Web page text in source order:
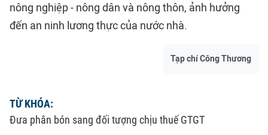
nông nghiệp - nông dân và nông thôn, ảnh hưởng
đến an ninh lương thực của nước nhà.
Tạp chí Công Thương
TỪ KHÓA:
Đưa phân bón sang đối tượng chịu thuế GTGT